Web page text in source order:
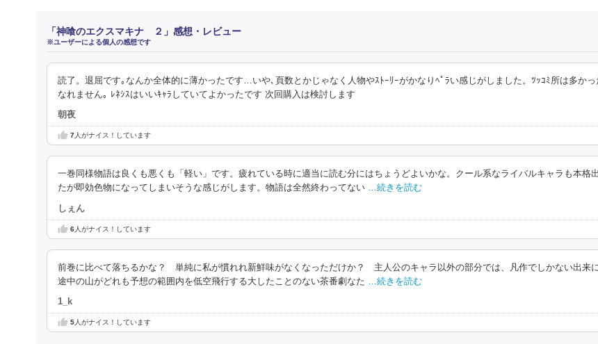
「神喰のエクスマキナ ２」感想・レビュー
※ユーザーによる個人の感想です
読了。退屈です｡なんか全体的に薄かったです…いや､頁数とかじゃなく人物やｽﾄｰﾘｰがかなりﾍﾟﾗい感じがしました。ﾂｯｺﾐ所は多かっ
なれません｡ ﾚﾈｼｽはいいｷｬﾗしていてよかったです 次回購入は検討します
朝夜
7人がナイス！しています
一巻同様物語は良くも悪くも「軽い」です。疲れている時に適当に読む分にはちょうどよいかな。クール系なライバルキャラも本格
たが即効色物になってしまいそうな感じがします。物語は全然終わってない …続きを読む
しぇん
6人がナイス！しています
前巻に比べて落ちるかな？ 単純に私が慣れれ新鮮味がなくなっただけか？ 主人公のキャラ以外の部分では、凡作でしかない出来に
途中の山がどれも予想の範囲内を低空飛行する大したことのない茶番劇なた …続きを読む
1_k
5人がナイス！しています